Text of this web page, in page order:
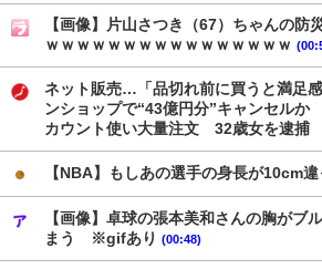
【画像】片山さつき（67）ちゃんの防
ｗｗｗｗｗｗｗｗｗｗｗｗｗｗｗｗ
ネット販売…「品切れ前に買うと満足
ンショップで“43億円分”キャンセル
カウント使い大量注文 32歳女を逮
【NBA】もしあの選手の身長が10cm
【画像】卓球の張本美和さんの胸がブ
まう ※gifあり (00:48)